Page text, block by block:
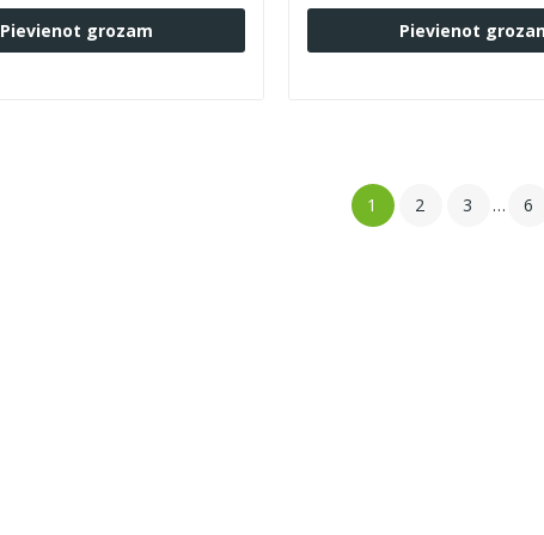
Pievienot grozam Pievienot
1 2 3 … 6